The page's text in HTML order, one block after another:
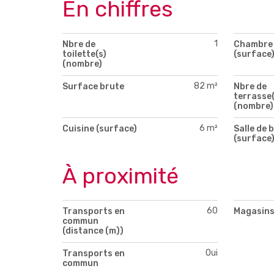
En chiffres
Nbre de
toilette(s)
(nombre)
1
Chambre
(surface)
Surface brute 82 m²
Nbre de
(nombre)
Cuisine (surface) 6 m²
Salle de
(surface)
À proximité
Transports en
commun
(distance (m))
60 Magasins
Transports en
commun
Oui